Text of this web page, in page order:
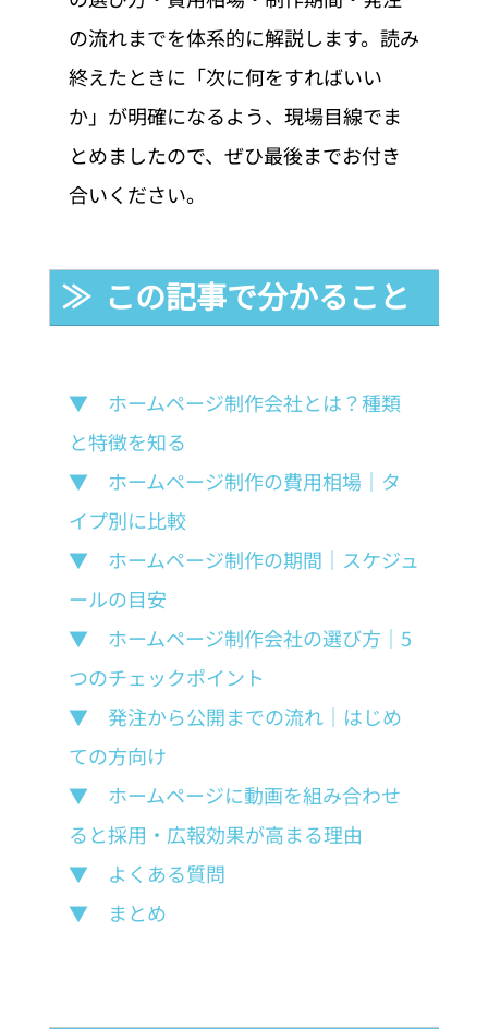
の流れまでを体系的に解説します。読み
終えたときに「次に何をすればいい
か」が明確になるよう、現場目線でま
とめましたので、ぜひ最後までお付き
合いください。
≫  この記事で分かること
▼　ホームページ制作会社とは？種類
と特徴を知る
▼　ホームページ制作の費用相場｜タ
イプ別に比較
▼　ホームページ制作の期間｜スケジュ
ールの目安
▼　ホームページ制作会社の選び方｜5
つのチェックポイント
▼　発注から公開までの流れ｜はじめ
ての方向け
▼　ホームページに動画を組み合わせ
ると採用・広報効果が高まる理由
▼　よくある質問
▼　まとめ